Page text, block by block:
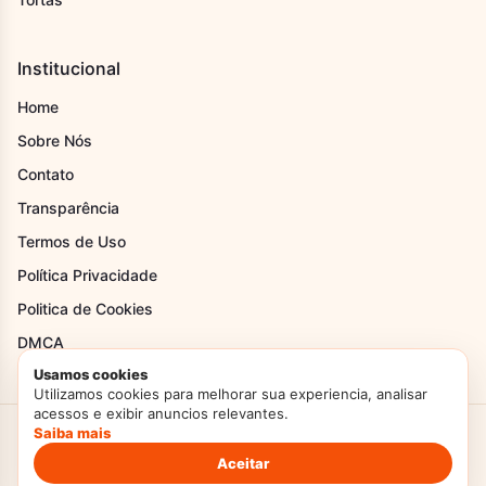
Institucional
Home
Sobre Nós
Contato
Transparência
Termos de Uso
Política Privacidade
Politica de Cookies
DMCA
Criado com Amor
Politica de PrivacidadeTermos de Uso
Usamos cookies
Utilizamos cookies para melhorar sua experiencia, analisar
acessos e exibir anuncios relevantes.
Saiba mais
Aceitar